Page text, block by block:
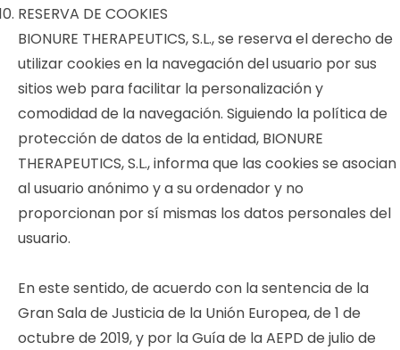
RESERVA DE COOKIES
BIONURE THERAPEUTICS, S.L., se reserva el derecho de
utilizar cookies en la navegación del usuario por sus
sitios web para facilitar la personalización y
comodidad de la navegación. Siguiendo la política de
protección de datos de la entidad, BIONURE
THERAPEUTICS, S.L., informa que las cookies se asocian
al usuario anónimo y a su ordenador y no
proporcionan por sí mismas los datos personales del
usuario.
En este sentido, de acuerdo con la sentencia de la
Gran Sala de Justicia de la Unión Europea, de 1 de
octubre de 2019, y por la Guía de la AEPD de julio de